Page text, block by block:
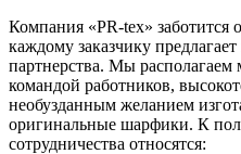
Компания «PR-tex» заботится
каждому заказчику
партнерства. Мы
командой работников,
необузданным желанием
оригинальные шарфики. К
сотрудничества относятся: